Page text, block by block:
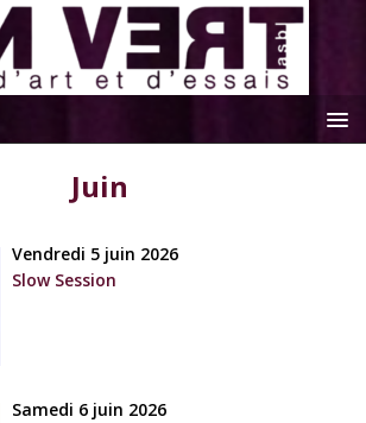
Juin
Vendredi 5 juin 2026
Slow Session
Samedi 6 juin 2026